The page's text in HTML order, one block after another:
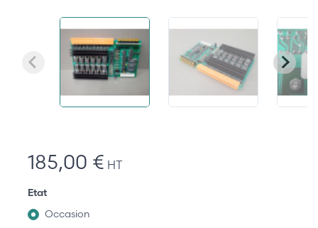
185,00 € HT
Etat
Occasion